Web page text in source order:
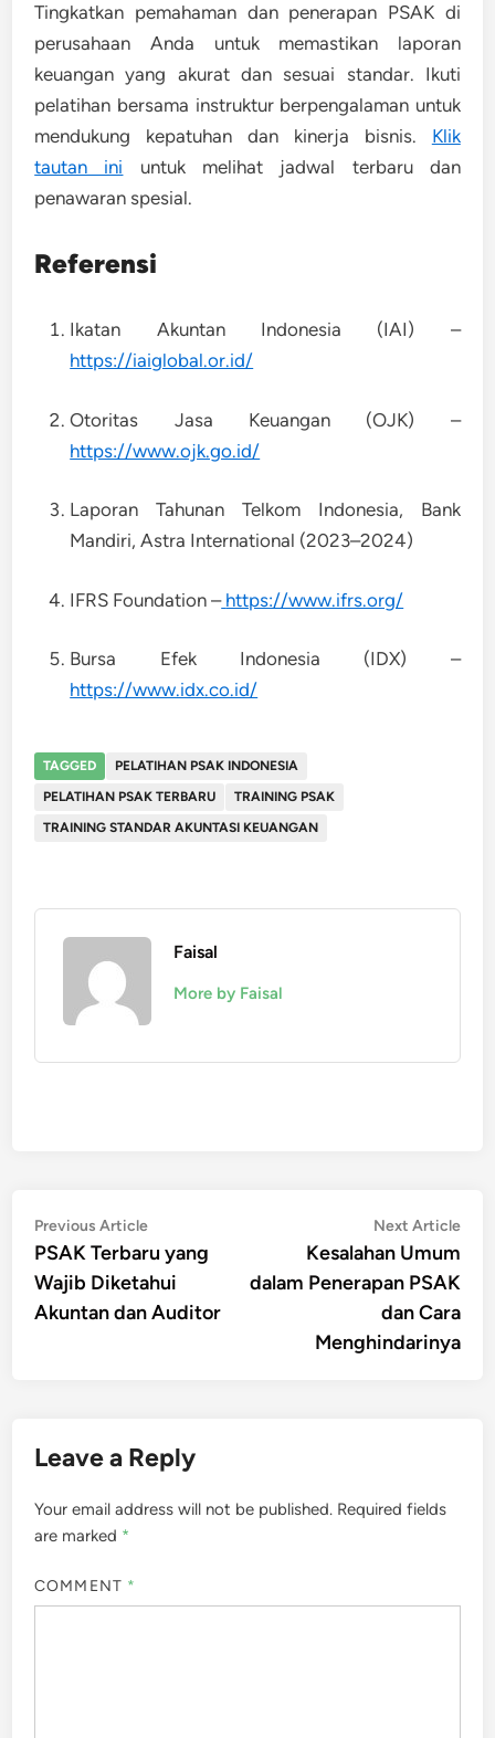
Tingkatkan pemahaman dan penerapan PSAK di
perusahaan Anda untuk memastikan laporan
keuangan yang akurat dan sesuai standar. Ikuti
pelatihan bersama instruktur berpengalaman untuk
mendukung kepatuhan dan kinerja bisnis. Klik
tautan ini untuk melihat jadwal terbaru dan
penawaran spesial.
Referensi
Ikatan Akuntan Indonesia (IAI) –
https://iaiglobal.or.id/
Otoritas Jasa Keuangan (OJK) –
https://www.ojk.go.id/
Laporan Tahunan Telkom Indonesia, Bank
Mandiri, Astra International (2023–2024)
IFRS Foundation – https://www.ifrs.org/
Bursa Efek Indonesia (IDX) –
https://www.idx.co.id/
TAGGED
PELATIHAN PSAK INDONESIA
PELATIHAN PSAK TERBARU
TRAINING PSAK
TRAINING STANDAR AKUNTASI KEUANGAN
Faisal
More by Faisal
Post
navigation
Previous ArticlePrevious
article:
PSAK Terbaru yang
Wajib Diketahui
Akuntan dan Auditor
Next Article
Kesalahan Umum
dalam Penerapan PSAK
dan Cara
Menghindarinya
Leave a Reply
Your email address will not be published. Required fields
are marked *
COMMENT *